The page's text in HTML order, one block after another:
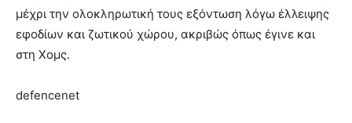
μέχρι την ολοκληρωτική τους εξόντωση λόγω έλλειψης
εφοδίων και ζωτικού χώρου, ακριβώς όπως έγινε και
στη Χομς.
defencenet